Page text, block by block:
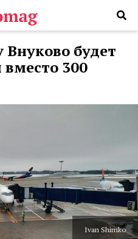
Внуково будет
вместо 300
Ivan Shimko